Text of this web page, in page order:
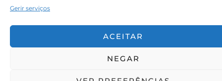
Gerir serviços
ACEITAR
NEGAR